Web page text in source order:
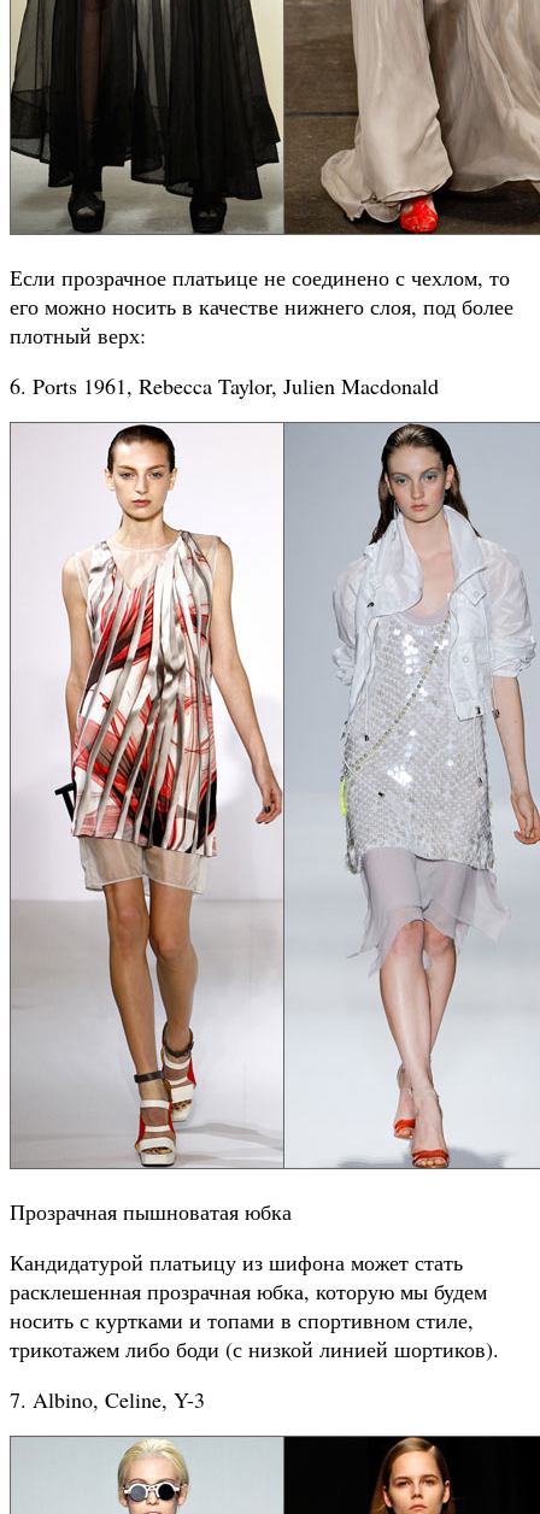
Если прозрачное платьице не соединено с чехлом, то
его можно носить в качестве нижнего слоя, под более
плотный верх:
6. Ports 1961, Rebecca Taylor, Julien Macdonald
Прозрачная пышноватая юбка
Кандидатурой платьицу из шифона может стать
расклешенная прозрачная юбка, которую мы будем
носить с куртками и топами в спортивном стиле,
трикотажем либо боди (с низкой линией шортиков).
7. Albino, Celine, Y-3